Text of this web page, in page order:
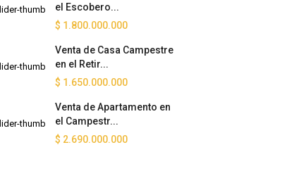
el Escobero...
$ 1.800.000.000
Venta de Casa Campestre
en el Retir...
$ 1.650.000.000
Venta de Apartamento en
el Campestr...
$ 2.690.000.000